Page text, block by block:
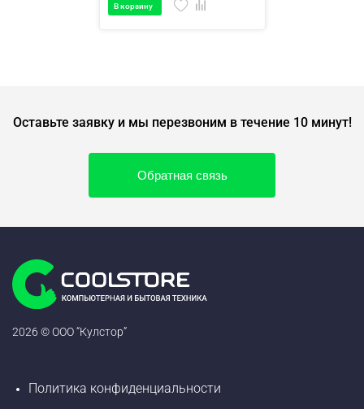
В корзину
Оставьте заявку и мы перезвоним в течение 10 минут!
Обратная связь
2026 © ООО “Кулстор”
Политика конфиденциальности